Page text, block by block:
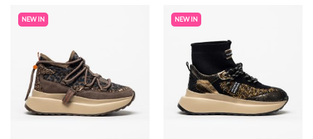
NEW IN NEW IN